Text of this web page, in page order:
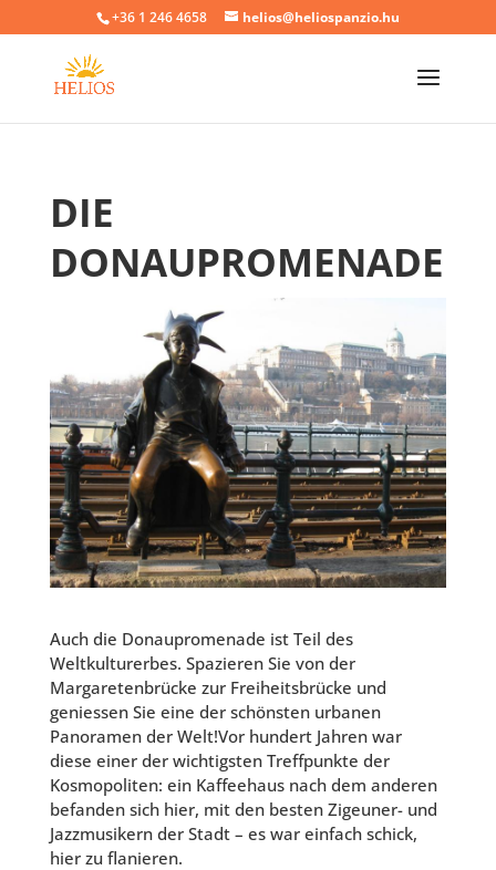
+36 1 246 4658 helios@heliospanzio.hu
DIE
DONAUPROMENADE
Auch die Donaupromenade ist Teil des
Weltkulturerbes. Spazieren Sie von der
Margaretenbrücke zur Freiheitsbrücke und
geniessen Sie eine der schönsten urbanen
Panoramen der Welt!Vor hundert Jahren war
diese einer der wichtigsten Treffpunkte der
Kosmopoliten: ein Kaffeehaus nach dem anderen
befanden sich hier, mit den besten Zigeuner- und
Jazzmusikern der Stadt – es war einfach schick,
hier zu flanieren.